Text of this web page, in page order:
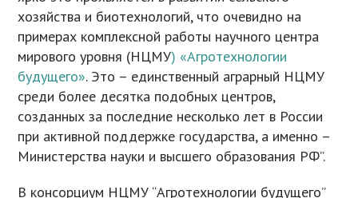
хозяйства и биотехнологий, что очевидно на
примерах комплексной работы научного центра
мирового уровня (НЦМУ) «Агротехнологии
будущего». Это – единственный аграрный НЦМУ
среди более десятка подобных центров,
созданных за последние несколько лет в России
при активной поддержке государства, а именно –
Министерства науки и высшего образования РФ”.
В консорциум НЦМУ “Агротехнологии будущего”